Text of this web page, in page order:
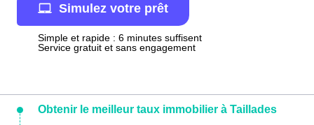
Simulez votre prêt
Simple et rapide : 6 minutes suffisent
Service gratuit et sans engagement
Obtenir le meilleur taux immobilier à Taillades